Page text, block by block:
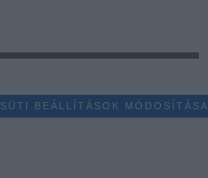
SÜTI BEÁLLÍTÁSOK MÓDOSÍTÁSA